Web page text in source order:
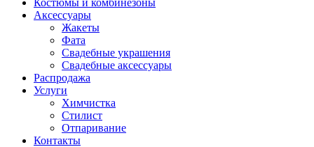
Костюмы и комбинезоны
Аксессуары
Жакеты
Фата
Свадебные украшения
Свадебные аксессуары
Распродажа
Услуги
Химчистка
Стилист
Отпаривание
Контакты